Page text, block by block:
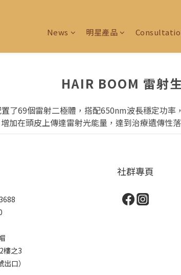
News 明星產品
HAIR BOOM 雷射
了69個雷射二極體，搭配650nm波長穩定功率
加在頭皮上傳達雷射光能量，達到治療遺傳性
樓之3
口）
社群專頁